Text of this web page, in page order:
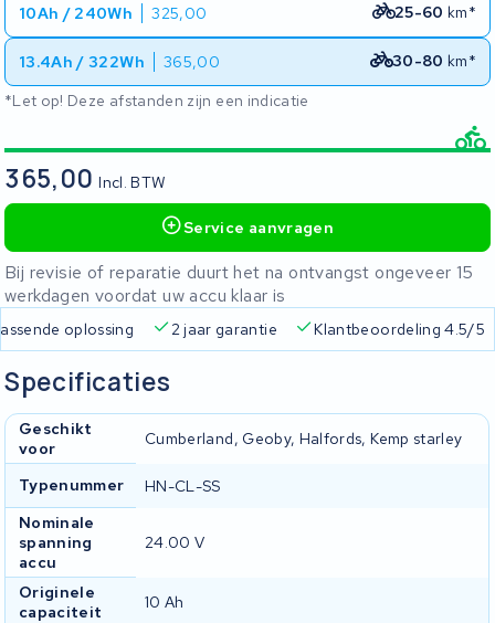
10Ah / 240Wh 325,00 25-60 km*
13.4Ah / 322Wh 365,00 30-80 km*
*Let op! Deze afstanden zijn een indicatie
365,00Incl. BTW
Service aanvragen
Bij revisie of reparatie duurt het na ontvangst ongeveer 15
werkdagen voordat uw accu klaar is
oplossing 2 jaar garantie Klantbeoordeling 4.5/5
Specificaties
Geschikt
voor
Cumberland, Geoby, Halfords, Kemp starley
Typenummer
HN-CL-SS
Nominale
spanning
accu
24.00 V
Originele
capaciteit
10 Ah